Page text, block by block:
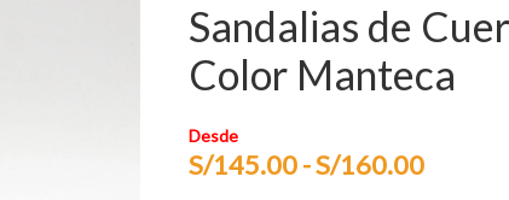
Sandalias de
Color Manteca
Desde
S/145.00-S/160.00